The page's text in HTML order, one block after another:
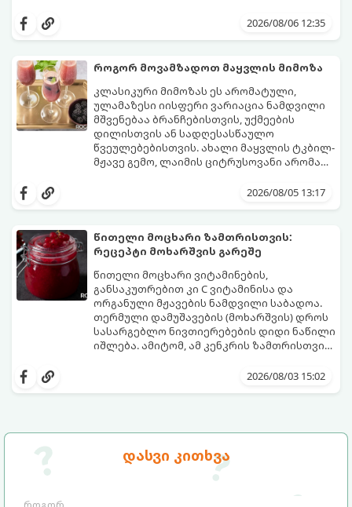
დასვი კითხვა
სალათებთან ერთად ან ტახინის (სესამის)
მდგომარეობს, რომ გამოიყენება
შეწვისას ფორმა იდეალურად შეინარჩუნოს
და არ დაიშალოს.
მომზადების დრო: 20 წუთი (დამატებით
მუხუდოს ჩალბობის დრო: 12-24 საათი)
შეწვის დრო: 10–15 წუთი ულუფა: 20–24 ცალი
ბურთულა (4–6 პორცია)
2026/08/06 12:35
როგორ მოვამზადოთ მაყვლის მიმოზა
კლასიკური მიმოზას ეს არომატული,
ულამაზესი იისფერი ვარიაცია ნამდვილი
მშვენებაა ბრანჩებისთვის, უქმეების
დილისთვის ან სადღესასწაულო
წვეულებებისთვის. ახალი მაყვლის ტკბილ-
მჟავე გემო, ლაიმის ციტრუსოვანი არომატი
საოცრად დახვეწილ და მაგრილებელ
და მის მომზადებას მინიმალური
პორცია
2026/08/05 13:17
წითელი მოცხარი ზამთრისთვის:
რეცეპტი მოხარშვის გარეშე
წითელი მოცხარი ვიტამინების,
განსაკუთრებით კი C ვიტამინისა და
ორგანული მჟავების ნამდვილი საბადოა.
თერმული დამუშავების (მოხარშვის) დროს
სასარგებლო ნივთიერებების დიდი ნაწილი
იშლება. ამიტომ, ამ კენკრის ზამთრისთვის
მომზადებაა - მოხარშვის გარეშე.
ბუნებრივ, კაშკაშა გემოს, არომატს და
2026/08/03 15:02